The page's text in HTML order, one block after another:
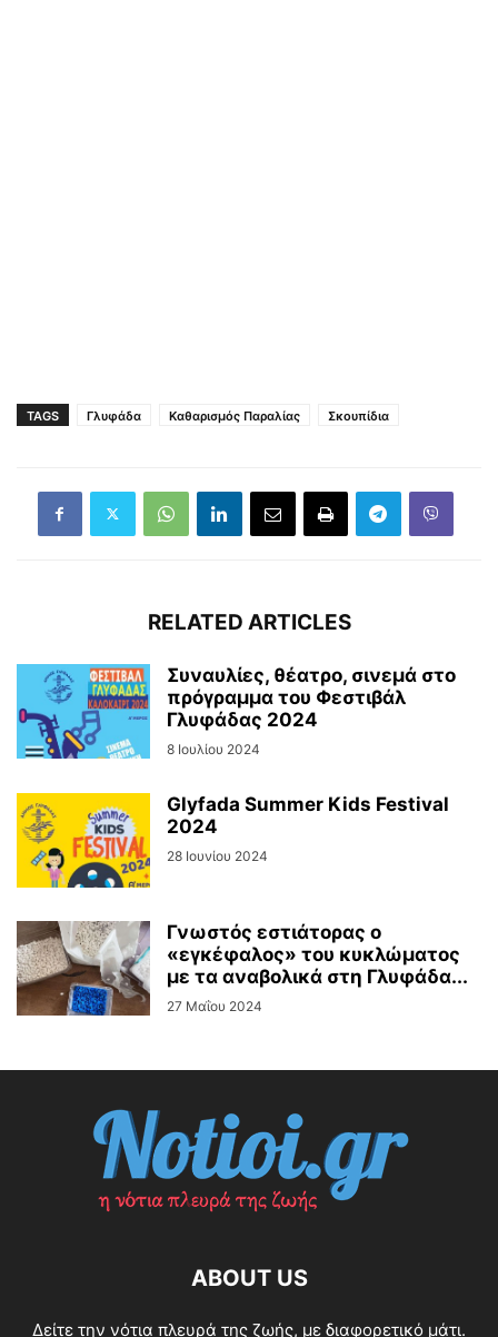
TAGS Γλυφάδα Καθαρισμός Παραλίας Σκουπίδια
RELATED ARTICLES
Συναυλίες, θέατρο, σινεμά στο
πρόγραμμα του Φεστιβάλ
Γλυφάδας 2024
8 Ιουλίου 2024
Glyfada Summer Kids Festival
2024
28 Ιουνίου 2024
Γνωστός εστιάτορας ο
«εγκέφαλος» του κυκλώματος
με τα αναβολικά στη Γλυφάδα...
27 Μαΐου 2024
ABOUT US
Δείτε την νότια πλευρά της ζωής, με διαφορετικό μάτι.